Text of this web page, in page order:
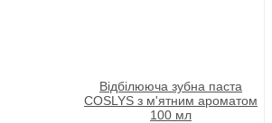
Відбілююча зубна паста
COSLYS з м'ятним ароматом
100 мл